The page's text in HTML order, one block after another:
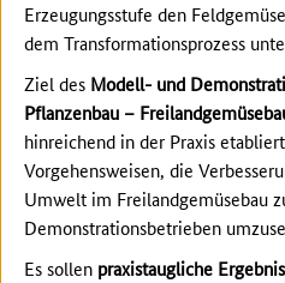
Erzeugungsstufe den
dem Transformationsprozess
Ziel des Modell- und
Pflanzenbau –
hinreichend in der Praxis
Vorgehensweisen, die
Umwelt im Freilandgemüsebau
Demonstrationsbetrieben
Es sollen praxistaugliche